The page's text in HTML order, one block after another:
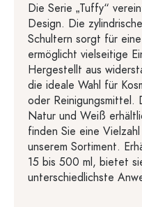
Die Serie „Tuffy“
Design. Die
Schultern sorgt für
ermöglicht vielseitige
Hergestellt aus
die ideale Wahl für
oder Reinigungsmittel.
Natur und Weiß
finden Sie eine
unserem Sortiment.
15 bis 500 ml, bietet
unterschiedlichste